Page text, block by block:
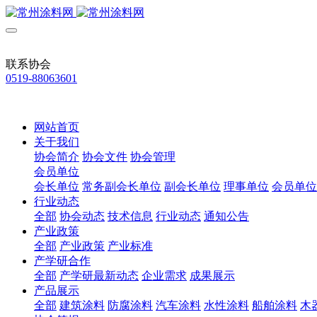
联系协会
0519-88063601
网站首页
关于我们
协会简介 协会文件 协会管理
会员单位
会长单位 常务副会长单位 副会长单位 理事单位 会员单位
行业动态
全部 协会动态 技术信息 行业动态 通知公告
产业政策
全部 产业政策 产业标准
产学研合作
全部 产学研最新动态 企业需求 成果展示
产品展示
全部 建筑涂料 防腐涂料 汽车涂料 水性涂料 船舶涂料 木